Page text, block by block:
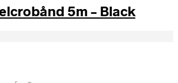
5m – Black